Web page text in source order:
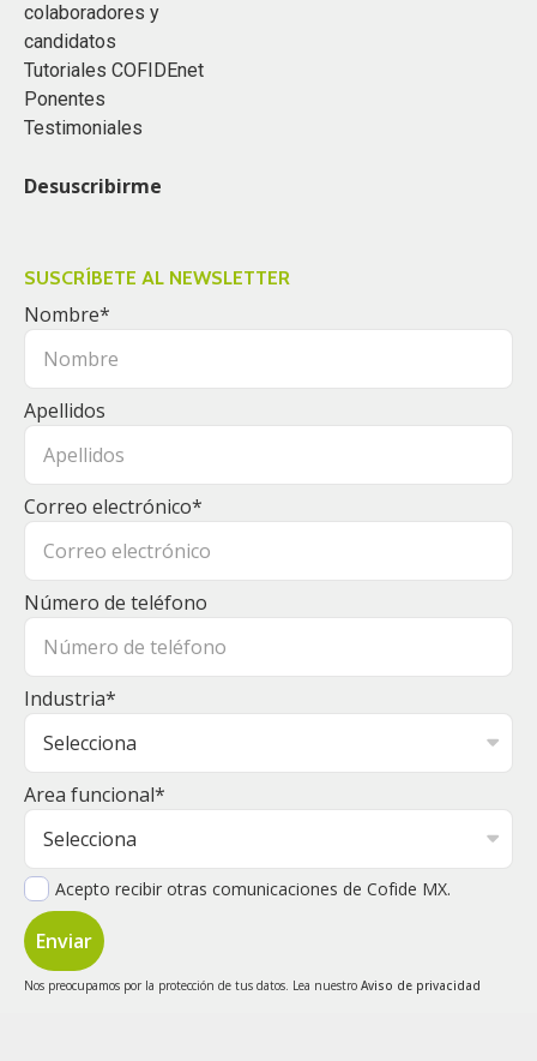
colaboradores y
candidatos
Tutoriales COFIDEnet
Ponentes
Testimoniales
Desuscribirme
SUSCRÍBETE AL NEWSLETTER
Nombre*
Apellidos
Correo electrónico*
Número de teléfono
Industria*
Area funcional*
Acepto recibir otras comunicaciones de Cofide MX.
Nos preocupamos por la protección de tus datos. Lea nuestro Aviso de privacidad